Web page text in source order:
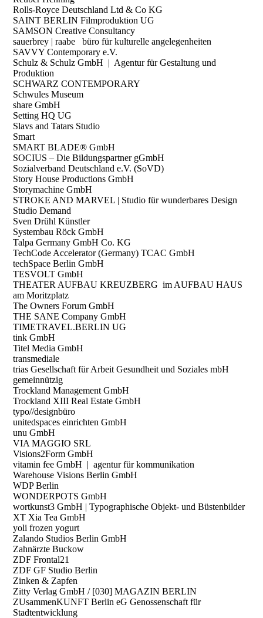
Rolls-Royce Deutschland Ltd & Co KG
SAINT BERLIN Filmproduktion UG
SAMSON Creative Consultancy
sauerbrey | raabe büro für kulturelle angelegenheiten
SAVVY Contemporary e.V.
Schulz & Schulz GmbH | Agentur für Gestaltung und
Produktion
SCHWARZ CONTEMPORARY
Schwules Museum
share GmbH
Setting HQ UG
Slavs and Tatars Studio
Smart
SMART BLADE® GmbH
SOCIUS – Die Bildungspartner gGmbH
Sozialverband Deutschland e.V. (SoVD)
Story House Productions GmbH
Storymachine GmbH
STROKE AND MARVEL | Studio für wunderbares Design
Studio Demand
Sven Drühl Künstler
Systembau Röck GmbH
Talpa Germany GmbH Co. KG
TechCode Accelerator (Germany) TCAC GmbH
techSpace Berlin GmbH
TESVOLT GmbH
THEATER AUFBAU KREUZBERG im AUFBAU HAUS
am Moritzplatz
The Owners Forum GmbH
THE SANE Company GmbH
TIMETRAVEL.BERLIN UG
tink GmbH
Titel Media GmbH
transmediale
trias Gesellschaft für Arbeit Gesundheit und Soziales mbH
gemeinnützig
Trockland Management GmbH
Trockland XIII Real Estate GmbH
typo//designbüro
unitedspaces einrichten GmbH
unu GmbH
VIA MAGGIO SRL
Visions2Form GmbH
vitamin fee GmbH | agentur für kommunikation
Warehouse Visions Berlin GmbH
WDP Berlin
WONDERPOTS GmbH
wortkunst3 GmbH | Typographische Objekt- und Büstenbilder
XT Xia Tea GmbH
yoli frozen yogurt
Zalando Studios Berlin GmbH
Zahnärzte Buckow
ZDF Frontal21
ZDF GF Studio Berlin
Zinken & Zapfen
Zitty Verlag GmbH / [030] MAGAZIN BERLIN
ZUsammenKUNFT Berlin eG Genossenschaft für
Stadtentwicklung